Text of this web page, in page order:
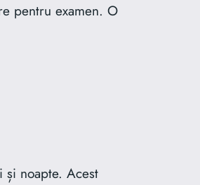
pentru examen. O
și noapte. Acest